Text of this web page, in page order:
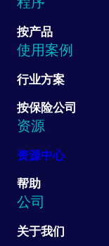
按产品
使用案例
行业方案
按保险公司
资源
资源中心
帮助
公司
关于我们